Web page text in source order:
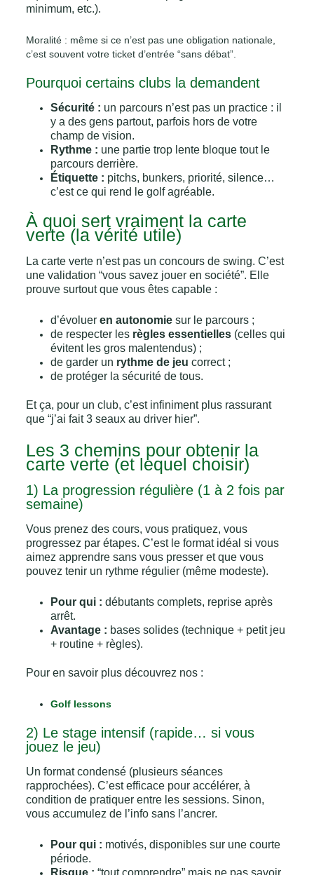
minimum, etc.).
Moralité : même si ce n’est pas une obligation nationale,
c’est souvent votre ticket d’entrée “sans débat”.
Pourquoi certains clubs la demandent
Sécurité : un parcours n’est pas un practice : il
y a des gens partout, parfois hors de votre
champ de vision.
Rythme : une partie trop lente bloque tout le
parcours derrière.
Étiquette : pitchs, bunkers, priorité, silence…
c’est ce qui rend le golf agréable.
À quoi sert vraiment la carte
verte (la vérité utile)
La carte verte n’est pas un concours de swing. C’est
une validation “vous savez jouer en société”. Elle
prouve surtout que vous êtes capable :
d’évoluer en autonomiesur le parcours ;
de respecter les règles essentielles(celles qui
évitent les gros malentendus) ;
de garder un rythme de jeu correct ;
de protéger la sécurité de tous.
Et ça, pour un club, c’est infiniment plus rassurant
que “j’ai fait 3 seaux au driver hier”.
Les 3 chemins pour obtenir la
carte verte (et lequel choisir)
1) La progression régulière (1 à 2 fois par
semaine)
Vous prenez des cours, vous pratiquez, vous
progressez par étapes. C’est le format idéal si vous
aimez apprendre sans vous presser et que vous
pouvez tenir un rythme régulier (même modeste).
Pour qui : débutants complets, reprise après
arrêt.
Avantage : bases solides (technique + petit jeu
+ routine + règles).
Pour en savoir plus découvrez nos :
Golf lessons
2) Le stage intensif (rapide… si vous
jouez le jeu)
Un format condensé (plusieurs séances
rapprochées). C’est efficace pour accélérer, à
condition de pratiquer entre les sessions. Sinon,
vous accumulez de l’info sans l’ancrer.
Pour qui : motivés, disponibles sur une courte
période.